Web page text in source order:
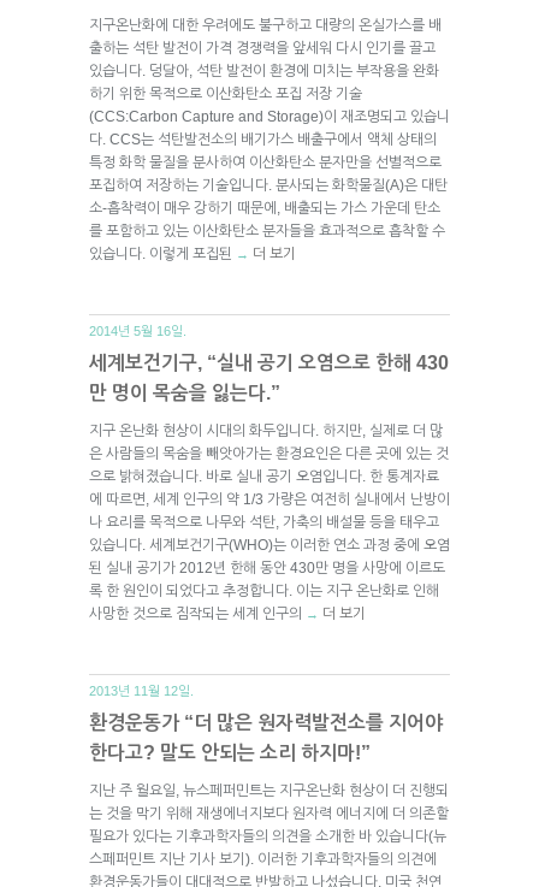
지구온난화에 대한 우려에도 불구하고 대량의 온실가스를 배
출하는 석탄 발전이 가격 경쟁력을 앞세워 다시 인기를 끌고
있습니다. 덩달아, 석탄 발전이 환경에 미치는 부작용을 완화
하기 위한 목적으로 이산화탄소 포집 저장 기술
(CCS:Carbon Capture and Storage)이 재조명되고 있습니
다. CCS는 석탄발전소의 배기가스 배출구에서 액체 상태의
특정 화학 물질을 분사하여 이산화탄소 분자만을 선별적으로
포집하여 저장하는 기술입니다. 분사되는 화학물질(A)은 대탄
소-흡착력이 매우 강하기 때문에, 배출되는 가스 가운데 탄소
를 포함하고 있는 이산화탄소 분자들을 효과적으로 흡착할 수
있습니다. 이렇게 포집된 → 더 보기
2014년 5월 16일.
세계보건기구, “실내 공기 오염으로 한해 430
만 명이 목숨을 잃는다.”
지구 온난화 현상이 시대의 화두입니다. 하지만, 실제로 더 많
은 사람들의 목숨을 빼앗아가는 환경요인은 다른 곳에 있는 것
으로 밝혀졌습니다. 바로 실내 공기 오염입니다. 한 통계자료
에 따르면, 세계 인구의 약 1/3 가량은 여전히 실내에서 난방이
나 요리를 목적으로 나무와 석탄, 가축의 배설물 등을 태우고
있습니다. 세계보건기구(WHO)는 이러한 연소 과정 중에 오염
된 실내 공기가 2012년 한해 동안 430만 명을 사망에 이르도
록 한 원인이 되었다고 추정합니다. 이는 지구 온난화로 인해
사망한 것으로 짐작되는 세계 인구의
→ 더 보기
2013년 11월 12일.
환경운동가 “더 많은 원자력발전소를 지어야
한다고? 말도 안되는 소리 하지마!”
지난 주 월요일, 뉴스페퍼민트는 지구온난화 현상이 더 진행되
는 것을 막기 위해 재생에너지보다 원자력 에너지에 더 의존할
필요가 있다는 기후과학자들의 의견을 소개한 바 있습니다(뉴
스페퍼민트 지난 기사 보기). 이러한 기후과학자들의 의견에
환경운동가들이 대대적으로 반발하고 나섰습니다. 미국 천연